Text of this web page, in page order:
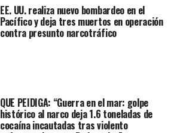
EE. UU. realiza nuevo bombardeo en el
Pacífico y deja tres muertos en operación
contra presunto narcotráfico
QUE PEIDIGA: “Guerra en el mar: golpe
histórico al narco deja 1.6 toneladas de
cocaína incautadas tras violento